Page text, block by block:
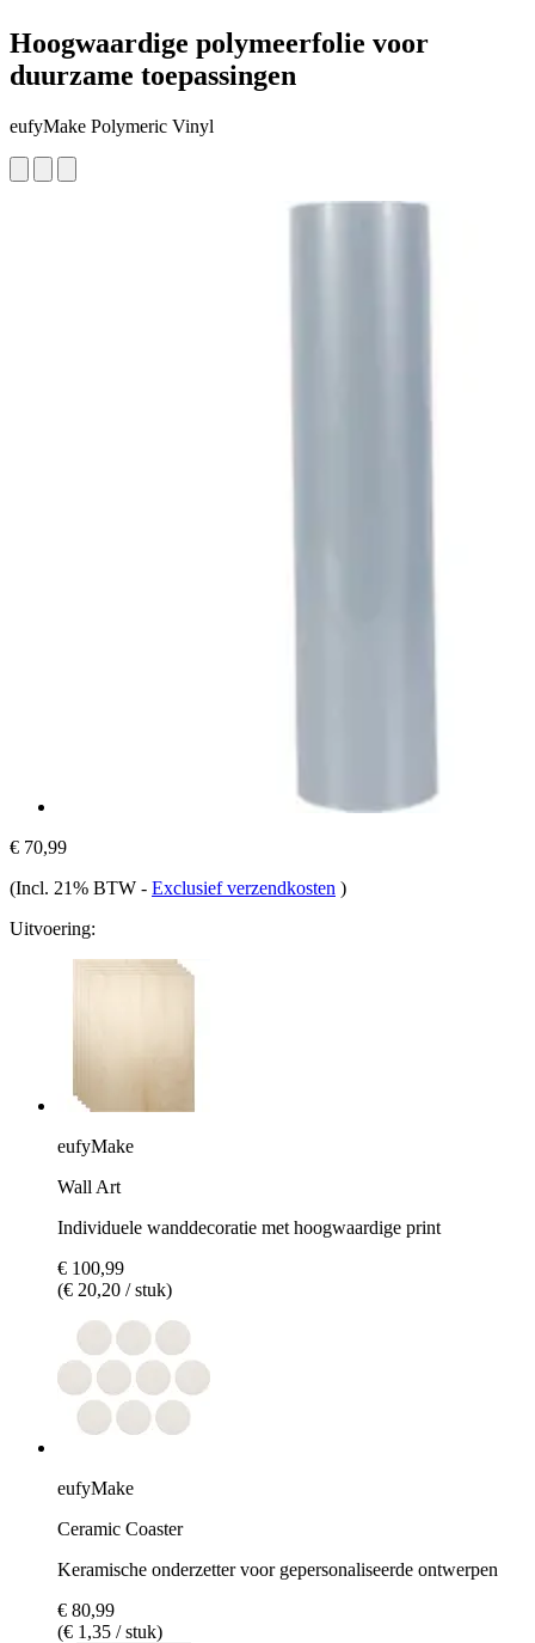
Hoogwaardige polymeerfolie voor
duurzame toepassingen
eufyMake Polymeric Vinyl
€ 70,99
(Incl. 21% BTW - Exclusief verzendkosten )
Uitvoering:
eufyMake
Wall Art
Individuele wanddecoratie met hoogwaardige print
€ 100,99
(€ 20,20 / stuk)
eufyMake
Ceramic Coaster
Keramische onderzetter voor gepersonaliseerde ontwerpen
€ 80,99
(€ 1,35 / stuk)